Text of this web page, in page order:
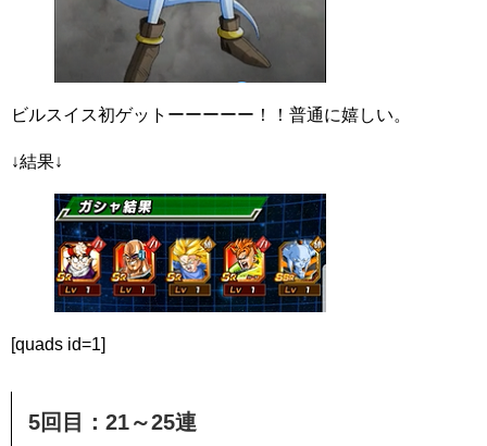
ビルスイス初ゲットーーーーー！！普通に嬉しい。
↓結果↓
[quads id=1]
5回目：21～25連